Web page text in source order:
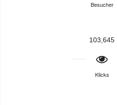
Besucher
103,645
Klicks